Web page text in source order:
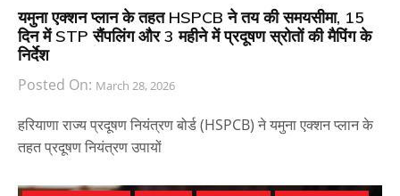
यमुना एक्शन प्लान के तहत HSPCB ने तय की समयसीमा, 15
दिन में STP सैंपलिंग और 3 महीने में प्रदूषण स्रोतों की मैपिंग के
निर्देश
Posted On: March 28, 2026
हरियाणा राज्य प्रदूषण नियंत्रण बोर्ड (HSPCB) ने यमुना एक्शन प्लान के
तहत प्रदूषण नियंत्रण उपायों